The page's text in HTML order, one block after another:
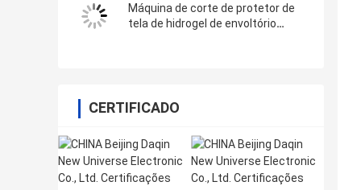
Wi-Fi Bluetooth
Máquina de corte de protetor de
tela de hidrogel de envoltório
CERTIFICADO